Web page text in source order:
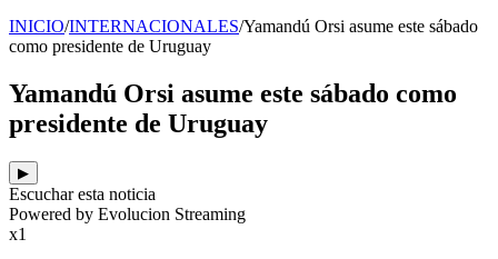
INICIO/INTERNACIONALES/Yamandú Orsi asume este sábado
como presidente de Uruguay
Yamandú Orsi asume este sábado como
presidente de Uruguay
▶
Escuchar esta noticia
Powered by Evolucion Streaming
x1